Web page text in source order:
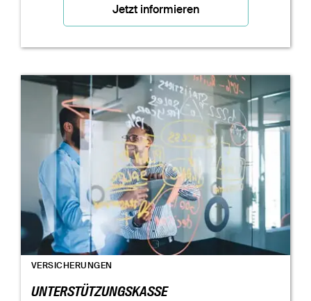
Jetzt informieren
VERSICHERUNGEN
UNTERSTÜTZUNGSKASSE